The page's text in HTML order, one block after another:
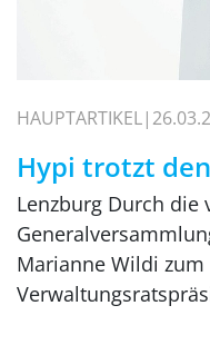
HAUPTARTIKEL
Hypi trotzt
Lenzburg Durch die
Marianne Wildi